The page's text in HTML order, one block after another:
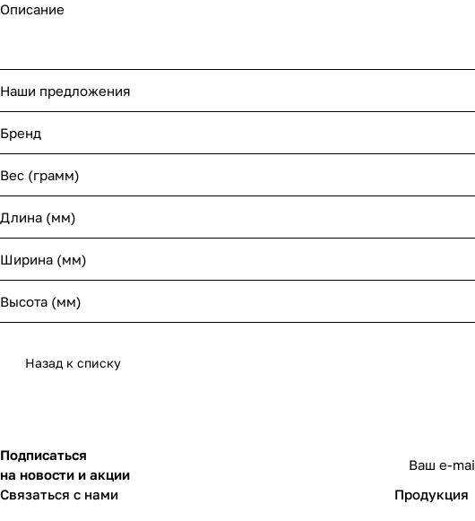
Описание
Наши предложения
Бренд
Вес (грамм)
Длина (мм)
Ширина (мм)
Высота (мм)
Назад к списку
Подписаться
на новости и акции
Связаться с нами Продукция